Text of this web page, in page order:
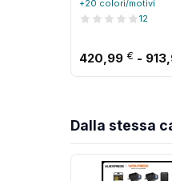
notturna IR
parcheggio 24 ore
+20 colori/motivi
12
420,99 € -
Dalla stessa